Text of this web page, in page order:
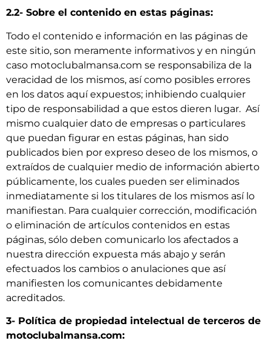
2.2- Sobre el contenido en estas páginas:
Todo el contenido e información en las páginas de
este sitio, son meramente informativos y en ningún
caso motoclubalmansa.com se responsabiliza de la
veracidad de los mismos, así como posibles errores
en los datos aquí expuestos; inhibiendo cualquier
tipo de responsabilidad a que estos dieren lugar. Así
mismo cualquier dato de empresas o particulares
que puedan figurar en estas páginas, han sido
publicados bien por expreso deseo de los mismos, o
extraídos de cualquier medio de información abierto
públicamente, los cuales pueden ser eliminados
inmediatamente si los titulares de los mismos así lo
manifiestan. Para cualquier corrección, modificación
o eliminación de artículos contenidos en estas
páginas, sólo deben comunicarlo los afectados a
nuestra dirección expuesta más abajo y serán
efectuados los cambios o anulaciones que así
manifiesten los comunicantes debidamente
acreditados.
3- Política de propiedad intelectual de terceros de
motoclubalmansa.com: